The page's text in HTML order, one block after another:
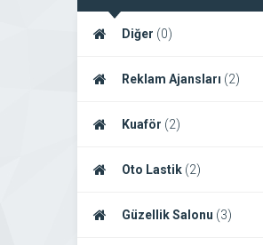
Diğer (0)
Reklam Ajansları (2)
Kuaför (2)
Oto Lastik (2)
Güzellik Salonu (3)